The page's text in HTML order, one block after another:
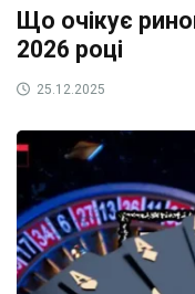
Що очікує
2026 році
25.12.2025